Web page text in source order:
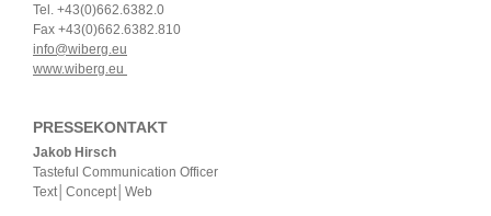
Tel. +43(0)662.6382.0
Fax +43(0)662.6382.810
info@wiberg.eu
www.wiberg.eu
PRESSEKONTAKT
Jakob Hirsch
Tasteful Communication Officer
Text│Concept│Web